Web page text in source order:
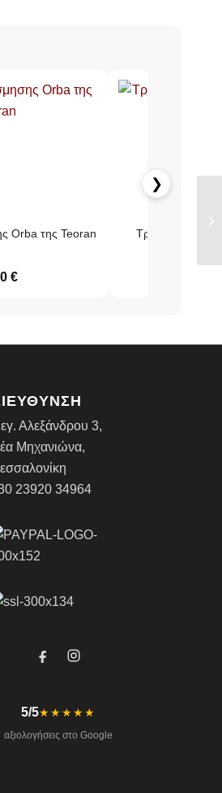
Orba της Teoran
€
❯
Αλεξάνδρου 3,
Μηχανιώνα,
23920 34964
5/5★★★★★
αξιολογήσεις στο Google